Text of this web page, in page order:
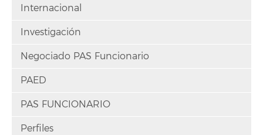
Internacional
Investigación
Negociado PAS Funcionario
PAED
PAS FUNCIONARIO
Perfiles